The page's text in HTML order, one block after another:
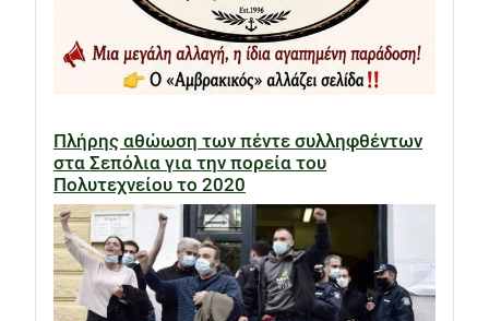
Πλήρης αθώωση των πέντε συλληφθέντων
στα Σεπόλια για την πορεία του
Πολυτεχνείου το 2020